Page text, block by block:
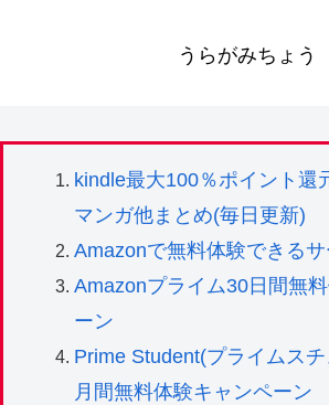
うらがみちょう
kindle最大100％ポイント還
マンガ他まとめ(毎日更新)
Amazonで無料体験できる
Amazonプライム30日間無
ーン
Prime Student(プライムス
月間無料体験キャンペーン